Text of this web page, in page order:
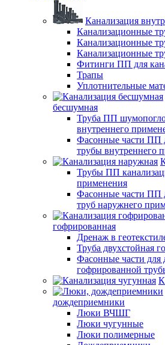
Канализация
Канализационные
Канализационные
Канализационные
Фитинги ПП для
Трапы
Уплотнительные
бесшумная
Труба ПП
внутреннего
Фасонные части ПП
трубы внутреннего
Трубы ПП
применения
Фасонные части ПП
труб наружнего
гофрированная
Дренаж в
Труба двухстойная
Фасонные части для
гофрированной
дождеприемники
Люки ВЧШГ
Люки чугунные
Люки полимерные